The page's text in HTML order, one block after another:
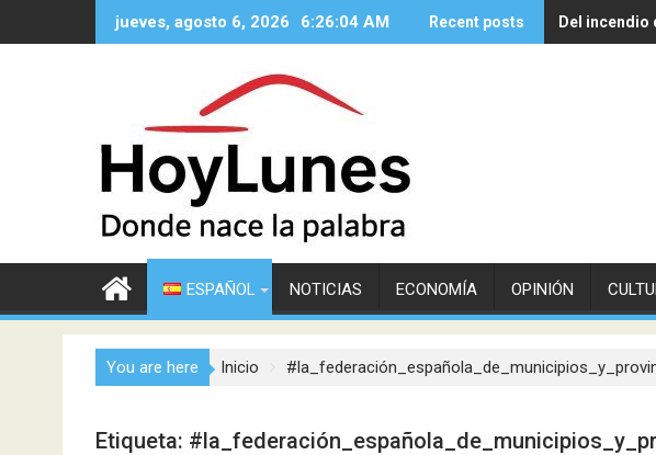
jueves, agosto 6, 2026 6:26:04 AM Recent posts Del
Experto de
ESPAÑOL NOTICIAS ECONOMÍA OPINIÓN
You are here Inicio
Etiqueta: